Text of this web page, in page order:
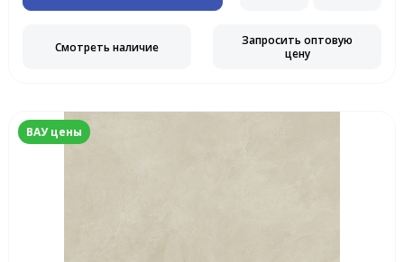
Смотреть наличие
Запросить оптовую
цену
ВАУ цены